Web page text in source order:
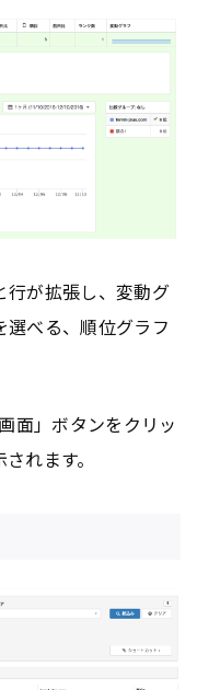
行が拡張し、変動グ
選べる、順位グラフ
面」ボタンをクリッ
れます。